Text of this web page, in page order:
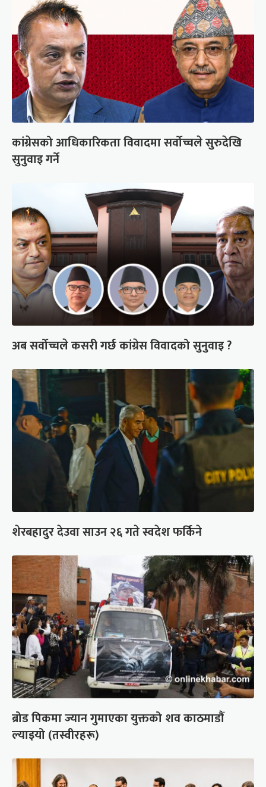
कांग्रेसको आधिकारिकता विवादमा सर्वोच्चले सुरुदेखि
सुनुवाइ गर्ने
अब सर्वोच्चले कसरी गर्छ कांग्रेस विवादको सुनुवाइ ?
शेरबहादुर देउवा साउन २६ गते स्वदेश फर्किने
ब्रोड पिकमा ज्यान गुमाएका युक्तको शव काठमाडौं
ल्याइयो (तस्वीरहरू)